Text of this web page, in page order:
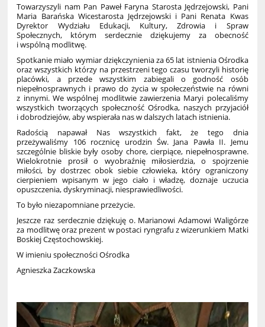
Towarzyszyli nam Pan Paweł Faryna Starosta Jędrzejowski, Pani
Maria Barańska Wicestarosta Jędrzejowski i Pani Renata Kwas
Dyrektor Wydziału Edukacji, Kultury, Zdrowia i Spraw
Społecznych, którym serdecznie dziękujemy za obecność
i wspólną modlitwę.
Spotkanie miało wymiar dziękczynienia za 65 lat istnienia Ośrodka
oraz wszystkich którzy na przestrzeni tego czasu tworzyli historię
placówki, a przede wszystkim zabiegali o godność osób
niepełnosprawnych i prawo do życia w społeczeństwie na równi
z innymi. We wspólnej modlitwie zawierzenia Maryi polecaliśmy
wszystkich tworzących społeczność Ośrodka, naszych przyjaciół
i dobrodziejów, aby wspierała nas w dalszych latach istnienia.
Radością napawał Nas wszystkich fakt, że tego dnia
przeżywaliśmy 106 rocznicę urodzin Św. Jana Pawła II. Jemu
szczególnie bliskie były osoby chore, cierpiące, niepełnosprawne.
Wielokrotnie prosił o wyobraźnię miłosierdzia, o spojrzenie
miłości, by dostrzec obok siebie człowieka, który ograniczony
cierpieniem wpisanym w jego ciało i władzę, doznaje uczucia
opuszczenia, dyskryminacji, niesprawiedliwości.
To było niezapomniane przeżycie.
Jeszcze raz serdecznie dziękuję o. Marianowi Adamowi Waligórze
za modlitwę oraz prezent w postaci ryngrafu z wizerunkiem Matki
Boskiej Częstochowskiej.
W imieniu społeczności Ośrodka
Agnieszka Zaczkowska